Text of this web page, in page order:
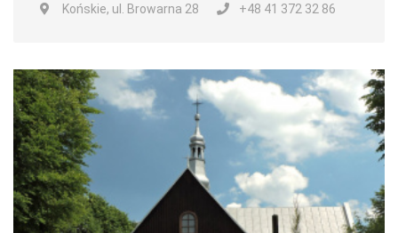
Końskie, ul. Browarna 28 +48 41 372 32 86